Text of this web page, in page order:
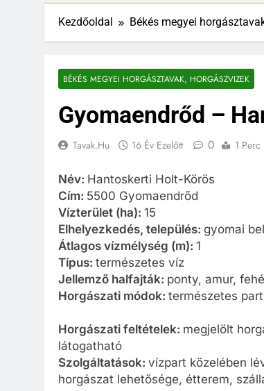
Kezdőoldal Békés megyei
BÉKÉS MEGYEI HORGÁSZTAVAK, HORGÁSZVIZEK
Gyomaendrőd –
Tavak.hu 16 Év Ezelőtt 0 1 Perc
Név: Hantoskerti Holt-Körös
Cím: 5500 Gyomaendrőd
Vízterület (ha): 15
Elhelyezkedés, település: gyomai
Átlagos vízmélység (m): 1
Típus: természetes víz
Jellemző halfajták: ponty, amur,
Horgászati módok: természetes
Horgászati feltételek: megjelölt
látogatható
Szolgáltatások: vízpart közelében
horgászat lehetősége, étterem,